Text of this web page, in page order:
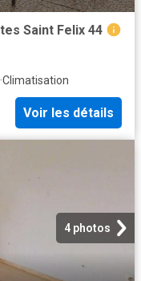
Saint Felix 44
·Climatisation
Voir les détails
4 photos